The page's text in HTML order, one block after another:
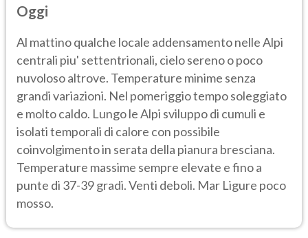
Oggi
Al mattino qualche locale addensamento nelle Alpi
centrali piu' settentrionali, cielo sereno o poco
nuvoloso altrove. Temperature minime senza
grandi variazioni. Nel pomeriggio tempo soleggiato
e molto caldo. Lungo le Alpi sviluppo di cumuli e
isolati temporali di calore con possibile
coinvolgimento in serata della pianura bresciana.
Temperature massime sempre elevate e fino a
punte di 37-39 gradi. Venti deboli. Mar Ligure poco
mosso.